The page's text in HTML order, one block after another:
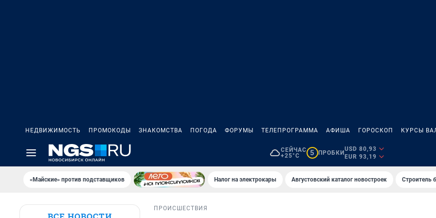
НЕДВИЖИМОСТЬ ПРОМОКОДЫ ЗНАКОМСТВА ПОГОДА ФОРУМЫ ТЕЛЕПРОГРАММА АФИША ГОРОСКОП КУРСЫ
СЕЙЧАС
+25°C
5 ПРОБКИ
USD 80,93
EUR 93,19
«Майские» против подставщиков Налог на электрокары Августовский каталог новостроек Строитель
ПРОИСШЕСТВИЯ